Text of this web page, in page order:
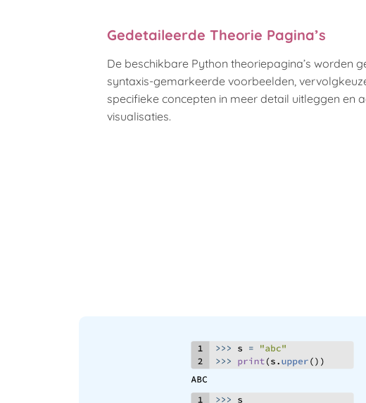
Gedetaileerde Theorie Pagina’s
De beschikbare Python theoriepagina’s worden
syntaxis-gemarkeerde voorbeelden,
specifieke concepten in meer detail uitleggen en
visualisaties.